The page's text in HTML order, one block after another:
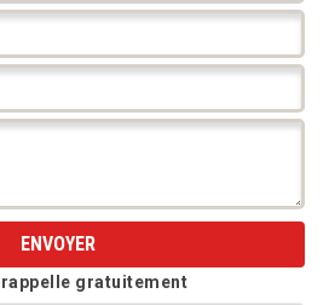
rappelle gratuitement